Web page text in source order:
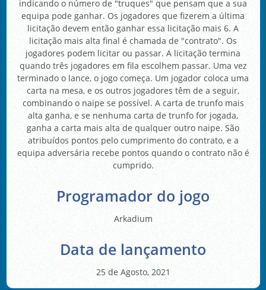
indicando o número de "truques" que pensam que a sua
equipa pode ganhar. Os jogadores que fizerem a última
licitação devem então ganhar essa licitação mais 6. A
licitação mais alta final é chamada de "contrato". Os
jogadores podem licitar ou passar. A licitação termina
quando três jogadores em fila escolhem passar. Uma vez
terminado o lance, o jogo começa. Um jogador coloca uma
carta na mesa, e os outros jogadores têm de a seguir,
combinando o naipe se possível. A carta de trunfo mais
alta ganha, e se nenhuma carta de trunfo for jogada,
ganha a carta mais alta de qualquer outro naipe. São
atribuídos pontos pelo cumprimento do contrato, e a
equipa adversária recebe pontos quando o contrato não é
cumprido.
Programador do jogo
Arkadium
Data de lançamento
25 de Agosto, 2021